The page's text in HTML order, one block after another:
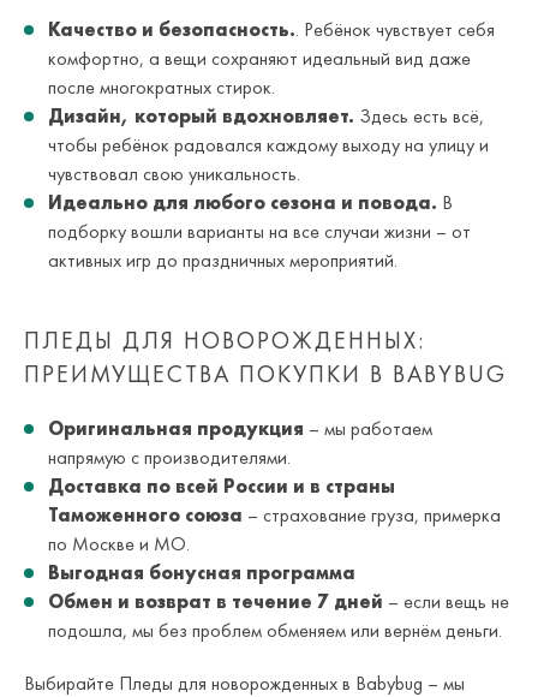
Качество и безопасность.. Ребёнок чувствует себя
комфортно, а вещи сохраняют идеальный вид даже
после многократных стирок.
Дизайн, который вдохновляет. Здесь есть всё,
чтобы ребёнок радовался каждому выходу на улицу и
чувствовал свою уникальность.
Идеально для любого сезона и повода. В
подборку вошли варианты на все случаи жизни – от
активных игр до праздничных мероприятий.
ПЛЕДЫ ДЛЯ НОВОРОЖДЕННЫХ:
ПРЕИМУЩЕСТВА ПОКУПКИ В BABYBUG
Оригинальная продукция – мы работаем
напрямую с производителями.
Доставка по всей России и в страны
Таможенного союза – страхование груза, примерка
по Москве и МО.
Выгодная бонусная программа
Обмен и возврат в течение 7 дней – если вещь не
подошла, мы без проблем обменяем или вернём деньги.
Выбирайте Пледы для новорожденных в Babybug – мы